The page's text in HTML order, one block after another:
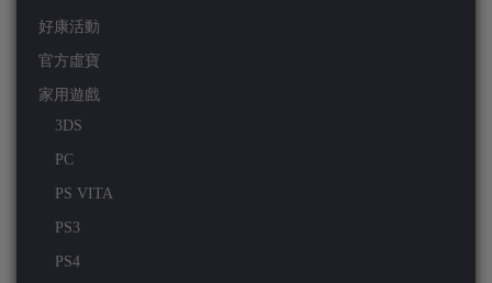
好康活動
官方虛寶
家用遊戲
3DS
PC
PS VITA
PS3
PS4